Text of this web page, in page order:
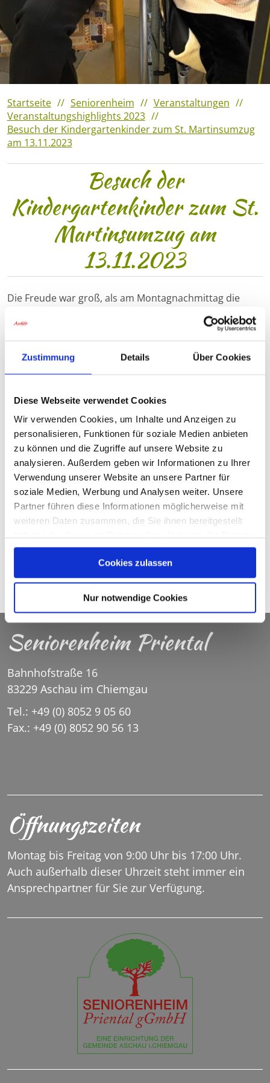
Zustimmung Details Über Cookies
Diese Webseite verwendet Cookies
Wir verwenden Cookies, um Inhalte und Anzeigen zu
personalisieren, Funktionen für soziale Medien anbieten
zu können und die Zugriffe auf unsere Website zu
analysieren. Außerdem geben wir Informationen zu Ihrer
Verwendung unserer Website an unsere Partner für
soziale Medien, Werbung und Analysen weiter. Unsere
Partner führen diese Informationen möglicherweise mit
weiteren Daten zusammen, die Sie ihnen bereitgestellt
gesammelt haben.
Cookies zulassen
Nur notwendige Cookies
Startseite Seniorenheim
Veranstaltungen
Veranstaltungshighlights 2023
Besuch der Kindergartenkinder zum St. Martinsumzug
am 13.11.2023
Besuch der
Kindergartenkinder zum St.
Martinsumzug am
13.11.2023
Die Freude war groß, als am Montagnachmittag die
Kindertagesstätte zu Besuch kamen. Sie hatten ihre
Erzieherinnen durch unser Haus, um unseren
Bewohnerinnen und Bewohner ihre eingeübten Lieder
© C.R.
Seniorenheim Priental
Bahnhofstraße 16
83229 Aschau im Chiemgau
Tel.: +49 (0) 8052 9 05 60
Fax.: +49 (0) 8052 90 56 13
Öffnungszeiten
Montag bis Freitag von 9:00 Uhr bis 17:00 Uhr.
Auch außerhalb dieser Uhrzeit steht immer ein
Ansprechpartner für Sie zur Verfügung.
Verantaltungshighlights 2022
Veranstaltungshighlights
2021